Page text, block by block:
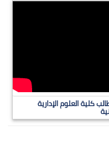
كلية العلوم الإدارية